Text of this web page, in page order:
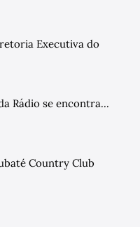
Executiva do
Rádio se encontra...
Country Club